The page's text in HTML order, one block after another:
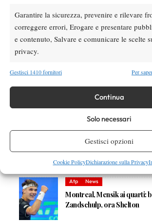
Garantire la sicurezza, prevenire e rilevare
correggere errori, Erogare e presentare
e contenuto, Salvare e comunicare le scelte
privacy.
Gestisci 1410 fornitori Per
Continua
Solo necessari
Gestisci opzioni
Cookie PolicyDichiarazione sulla Privacy
Nessun commento
DI TENDENZA
Atp News
Sinner, 84 settimane da
avvicinato ancora Agassi
Atp News
Montreal, Mensik ai quarti:
Zandschulp, ora Shelton